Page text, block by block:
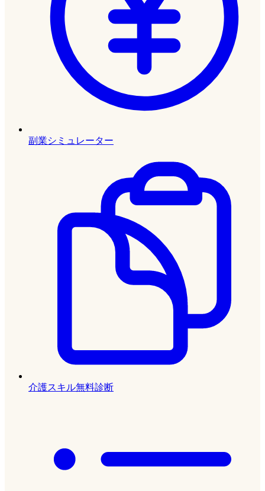
副業シミュレーター
介護スキル無料診断